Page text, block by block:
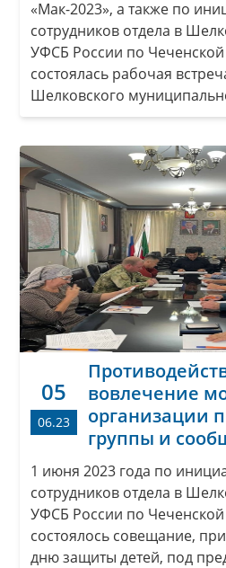
«Мак-2023», а также по
сотрудников отдела в
УФСБ России по Чеченской
состоялась рабочая
Шелковского
05
06.23
вовлечение
организации
группы и
1 июня 2023 года по
сотрудников отдела в
УФСБ России по Чеченской
состоялось совещание,
дню защиты детей, под